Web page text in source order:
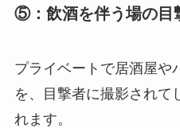
⑤：飲酒を伴う場の目
プライベートで居酒屋や
を、目撃者に撮影されて
れます。